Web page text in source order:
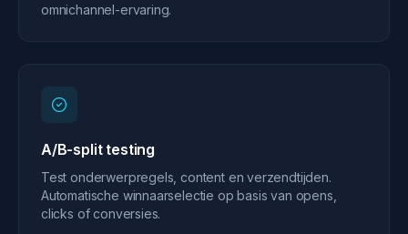
omnichannel-ervaring.
A/B-split testing
Test onderwerpregels, content en verzendtijden.
Automatische winnaarselectie op basis van opens,
clicks of conversies.